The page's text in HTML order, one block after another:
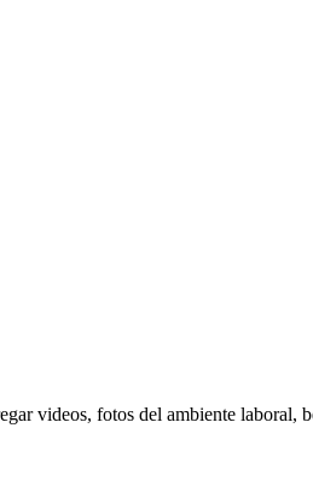
videos, fotos del ambiente laboral,